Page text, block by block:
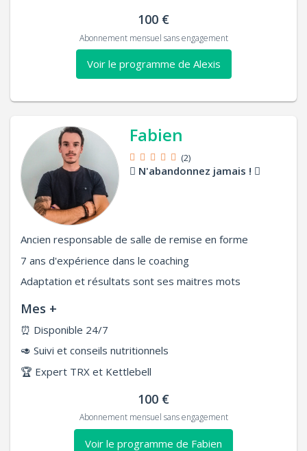
100 €
Abonnement mensuel sans engagement
Voir le programme de Alexis
Fabien
(2)
N'abandonnez jamais !
Ancien responsable de salle de remise en forme
7 ans d'expérience dans le coaching
Adaptation et résultats sont ses maitres mots
Mes +
⏰ Disponible 24/7
🥑 Suivi et conseils nutritionnels
🏆 Expert TRX et Kettlebell
100 €
Abonnement mensuel sans engagement
Voir le programme de Fabien